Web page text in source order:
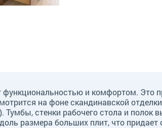
и комфортом. Это
на фоне скандинавской
стенки рабочего стола и
размера больших плит, что